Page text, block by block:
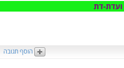
ועדת-דת
הוסף תגובה